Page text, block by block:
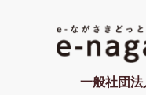
一般社団